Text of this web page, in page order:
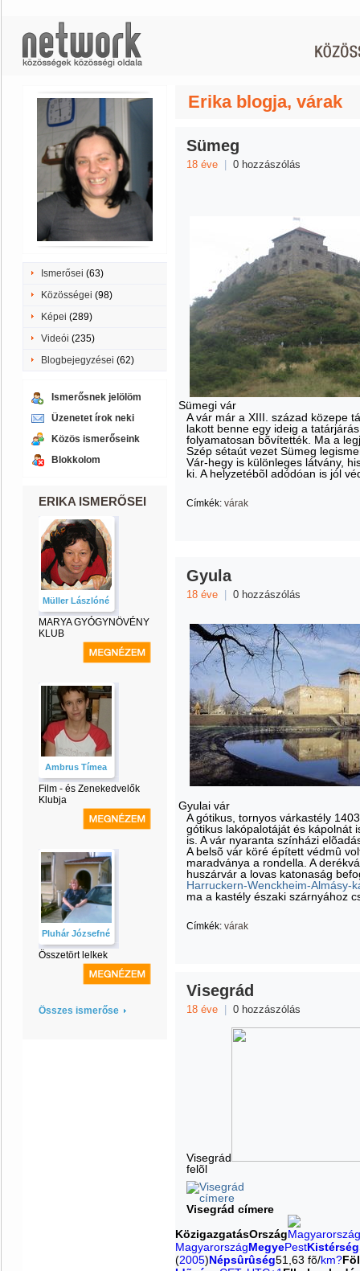
Ismerősei (63)
Közösségei (98)
Képei (289)
Videói (235)
Blogbejegyzései (62)
Ismerősnek jelölöm
Üzenetet írok neki
Közös ismerőseink
Blokkolom
ERIKA ISMERŐSEI
Müller Lászlóné
MARYA GYÓGYNÖVÉNY
KLUB
Ambrus Tímea
Film - és Zenekedvelők
Klubja
Pluhár Józsefné
Összetört lelkek
Összes ismerőse
Erika blogja, várak
Sümeg
18 éve 0 hozzászólás
Sümegi vár
A vár már a XIII. század közepe
lakott benne egy ideig a
folyamatosan bõvítették. Ma a
Szép sétaút vezet Sümeg
Vár-hegy is különleges látvány,
ki. A helyzetébõl adódóan is jól
Címkék: várak
Gyula
18 éve 0 hozzászólás
Gyulai vár
A gótikus, tornyos várkastély
gótikus lakópalotáját és kápolnát
is. A vár nyaranta színházi
A belsõ vár köré épített védmû
maradványa a rondella. A
huszárvár a lovas katonaság
Harruckern-Wenckheim-Almásy-
ma a kastély északi szárnyához
Címkék: várak
Visegrád
18 éve 0 hozzászólás
Visegrád
felõl
Visegrád címere
KözigazgatásOrszág
MagyarországMegyePestKistérség
(2005)Népsûrûség51,63 fõ/km?